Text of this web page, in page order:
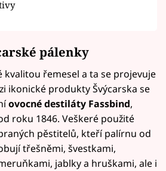
pálenky
kvalitou řemesel a ta se projevuje
ikonické produkty Švýcarska se
ovocné destiláty Fassbind,
roku 1846. Veškeré použité
pěstitelů, kteří palírnu od
třešněmi, švestkami,
jablky a hruškami, ale i